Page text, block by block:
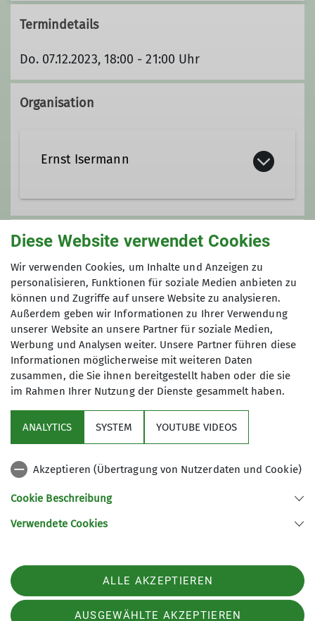
Termindetails
Do. 07.12.2023, 18:00 - 21:00 Uhr
Organisation
Ernst Isermann
E.Isermann@web.de
Ämter
Trainingsbetrieb Klettern
Unsere Veranstaltungsorte
Nordwand
James-Franck-Ring 1b
37077 Göttingen
Sektion
Aktuelles
Sektion Göttingen des Deutschen Alpenvereins e.V.
Kurze Straße 16
37073 Göttingen
Telefon +4955143815
Diese Website verwendet Cookies
Wir verwenden Cookies, um Inhalte und Anzeigen zu
personalisieren, Funktionen für soziale Medien anbieten zu
können und Zugriffe auf unsere Website zu analysieren.
Außerdem geben wir Informationen zu Ihrer Verwendung
unserer Website an unsere Partner für soziale Medien,
Werbung und Analysen weiter. Unsere Partner führen diese
Informationen möglicherweise mit weiteren Daten
zusammen, die Sie ihnen bereitgestellt haben oder die sie
im Rahmen Ihrer Nutzung der Dienste gesammelt haben.
ANALYTICS SYSTEM YOUTUBE VIDEOS
Akzeptieren (Übertragung von Nutzerdaten und Cookie)
Cookie Beschreibung
Verwendete Cookies
ALLE AKZEPTIEREN
AUSGEWÄHLTE AKZEPTIEREN